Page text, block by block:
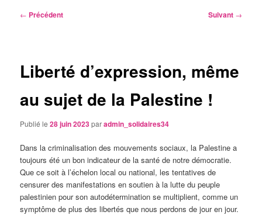
Navigation
← Précédent Suivant →
Liberté d’expression, même
au sujet de la Palestine !
Publié le28 juin 2023paradmin_solidaires34
Dans la criminalisation des mouvements sociaux, la Palestine a
toujours été un bon indicateur de la santé de notre démocratie.
Que ce soit à l’échelon local ou national, les tentatives de
censurer des manifestations en soutien à la lutte du peuple
palestinien pour son autodétermination se multiplient, comme un
symptôme de plus des libertés que nous perdons de jour en jour.